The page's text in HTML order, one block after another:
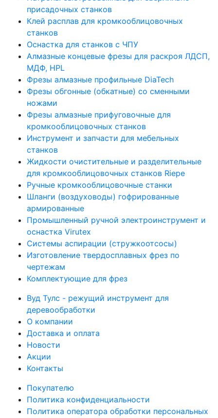
присадочных станков
Клей расплав для кромкооблицовочных
станков
Оснастка для станков с ЧПУ
Алмазные концевые фрезы для раскроя ЛДСП,
МДФ, HPL
Фрезы алмазные профильные DiaTech
Фрезы обгонные (обкатные) со сменными
ножами
Фрезы алмазные прифуговочные для
кромкооблицовочных станков
Инструмент и запчасти для мебельных
станков
Жидкости очистительные и разделительные
для кромкооблицовочных станков Riepe
Ручные кромкооблицовочные станки
Шланги (воздуховоды) гофрированные
армированные
Промышленный ручной электроинструмент и
оснастка Virutex
Системы аспирации (стружкоотсосы)
Изготовление твердосплавных фрез по
чертежам
Комплектующие для фрез
Вуд Тулс - режущий инструмент для
деревообработки
О компании
Доставка и оплата
Новости
Акции
Контакты
Покупателю
Политика конфиденциальности
Политика оператора обработки персональных